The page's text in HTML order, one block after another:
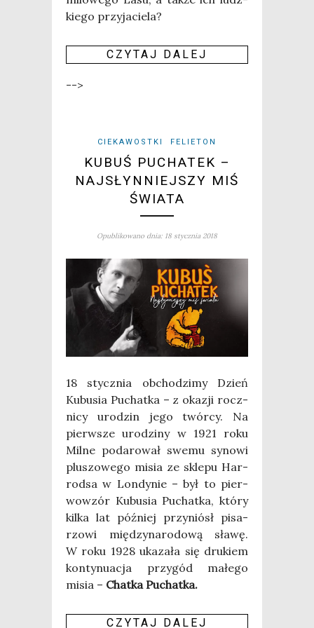
kie­go przy­ja­cie­la?
CZY­TAJ DALEJ
-->
CIEKAWOSTKI FELIETON
KUBUŚ PUCHATEK –
NAJSŁYNNIEJSZY MIŚ
ŚWIATA
Opublikowano dnia: 18 stycznia 2018
18 stycz­nia obcho­dzi­my Dzień
Kubu­sia Puchat­ka – z oka­zji rocz­
ni­cy uro­dzin jego twór­cy. Na
pierw­sze uro­dzi­ny w 1921 roku
Mil­ne poda­ro­wał swe­mu syno­wi
plu­szo­we­go misia ze skle­pu Har­
rod­sa w Lon­dy­nie – był to pier­
wo­wzór Kubu­sia Puchat­ka, któ­ry
kil­ka lat póź­niej przy­niósł pisa­
rzo­wi mię­dzy­na­ro­do­wą sła­wę.
W roku 1928 uka­za­ła się dru­kiem
kon­ty­nu­acja przy­gód małe­go
misia – Chat­ka Puchat­ka.
CZY­TAJ DALEJ